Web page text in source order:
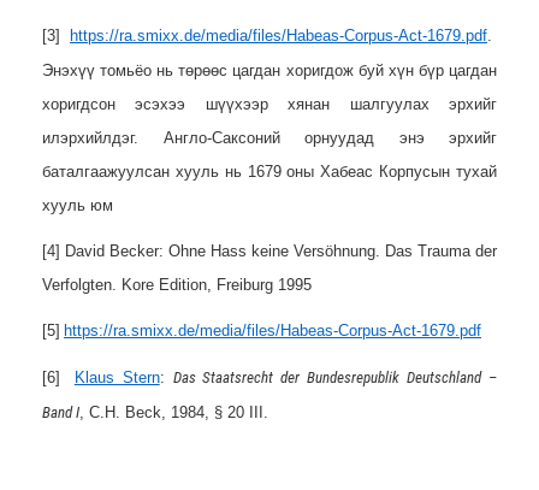
[3] https://ra.smixx.de/media/files/Habeas-Corpus-Act-1679.pdf.
Энэхүү томьёо нь төрөөс цагдан хоригдож буй хүн бүр цагдан
хоригдсон эсэхээ шүүхээр хянан шалгуулах эрхийг
илэрхийлдэг. Англо-Саксоний орнуудад энэ эрхийг
баталгаажуулсан хууль нь 1679 оны Хабеас Корпусын тухай
хууль юм
[4] David Becker: Ohne Hass keine Versöhnung. Das Trauma der
Verfolgten. Kore Edition, Freiburg 1995
[5] https://ra.smixx.de/media/files/Habeas-Corpus-Act-1679.pdf
[6] Klaus Stern: Das Staatsrecht der Bundesrepublik Deutschland –
Band I, C.H. Beck, 1984, § 20 III.